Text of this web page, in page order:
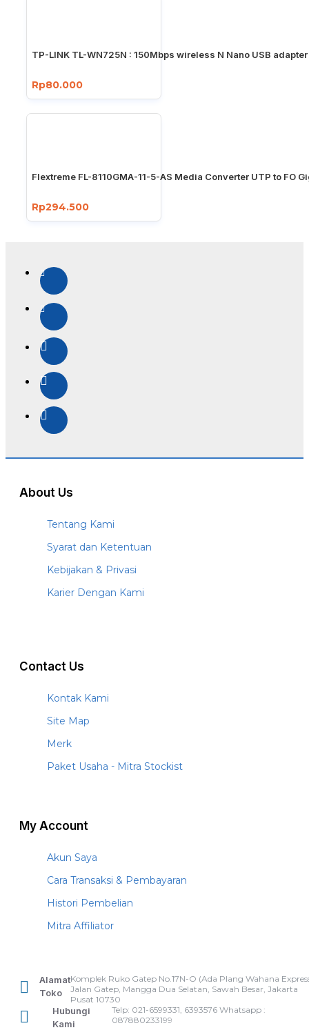
TP-LINK TL-WN725N : 150Mbps wireless N Nano USB adapter
Rp80.000
Flextreme FL-8110GMA-11-5-AS Media Converter UTP to FO
Rp294.500
About Us
Tentang Kami
Syarat dan Ketentuan
Kebijakan & Privasi
Karier Dengan Kami
Contact Us
Kontak Kami
Site Map
Merk
Paket Usaha - Mitra Stockist
My Account
Akun Saya
Cara Transaksi & Pembayaran
Histori Pembelian
Mitra Affiliator
Alamat
Toko
Komplek Ruko Gatep No.17N-O (Ada Plang Wahana
Jalan Gatep, Mangga Dua Selatan, Sawah Besar, Jakarta
Pusat 10730
Hubungi
Kami
Telp: 021-6599331, 6393576 Whatsapp :
087880233199